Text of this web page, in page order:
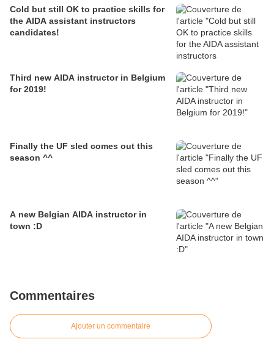
Cold but still OK to practice skills for
the AIDA assistant instructors
candidates!
Third new AIDA instructor in Belgium
for 2019!
Finally the UF sled comes out this
season ^^
A new Belgian AIDA instructor in
town :D
Commentaires
Ajouter un commentaire